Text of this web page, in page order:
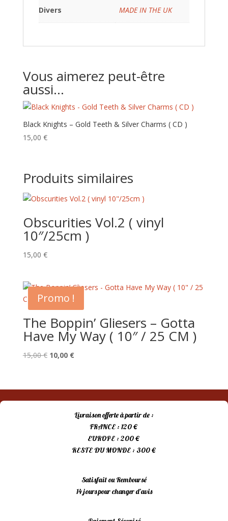
Divers MADE IN THE UK
Vous aimerez peut-être
aussi…
Black Knights – Gold Teeth & Silver Charms ( CD )
15,00 €
Produits similaires
Obscurities Vol.2 ( vinyl
10″/25cm )
15,00 €
Promo !
The Boppin’ Gliesers – Gotta
Have My Way ( 10″ / 25 CM )
15,00€ Le
était :
15,00 €.
10,00 €Le
est :
10,00 €.
Livraison offerte à partir de :
FRANCE : 120 €
EUROPE : 200 €
RESTE DU MONDE : 300 €
Satisfait ou Remboursé
14 jours pour changer d’avis